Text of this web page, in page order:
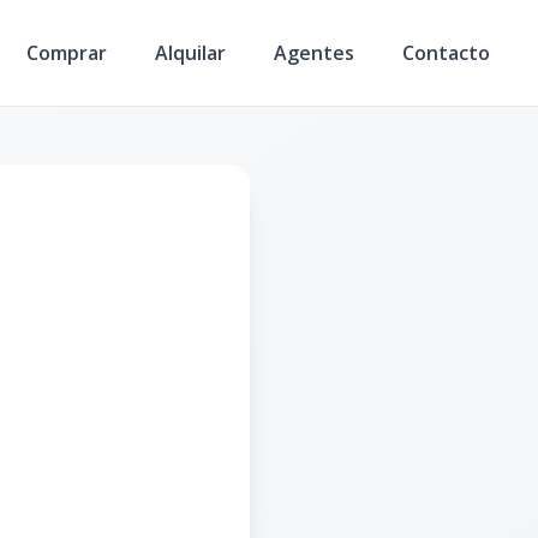
Comprar Alquilar Agentes Contacto